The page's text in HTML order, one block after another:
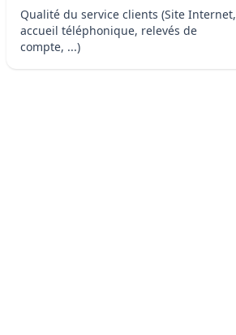
Qualité du service clients (Site Internet,
accueil téléphonique, relevés de
compte, ...)